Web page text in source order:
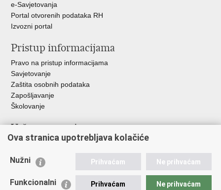
e-Savjetovanja
Portal otvorenih podataka RH
Izvozni portal
Pristup informacijama
Pravo na pristup informacijama
Savjetovanje
Zaštita osobnih podataka
Zapošljavanje
Školovanje
Važne poveznice
Ministarstvo unutarnjih poslova
Udruge
Policijska akademija
Ova stranica upotrebljava kolačiće
Nužni Prihvaćam Ne prihvaćam
Funkcionalni Prihvaćam Ne prihvaćam